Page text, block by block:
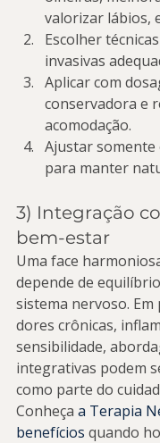
valorizar lábios,
Escolher
invasivas
Aplicar com
conservadora e
acomodação.
Ajustar somente
para manter
3) Integração
bem-estar
Uma face
depende de
sistema nervoso. Em
dores crônicas,
sensibilidade,
integrativas podem
como parte do
Conheça a Terapia
benefícios quando